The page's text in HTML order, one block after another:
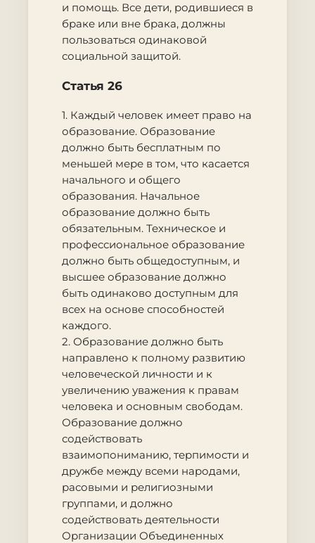
и помощь. Все дети, родившиеся в
браке или вне брака, должны
пользоваться одинаковой
социальной защитой.
Статья 26
1. Каждый человек имеет право на
образование. Образование
должно быть бесплатным по
меньшей мере в том, что касается
начального и общего
образования. Начальное
образование должно быть
обязательным. Техническое и
профессиональное образование
должно быть общедоступным, и
высшее образование должно
быть одинаково доступным для
всех на основе способностей
каждого.
2. Образование должно быть
направлено к полному развитию
человеческой личности и к
увеличению уважения к правам
человека и основным свободам.
Образование должно
содействовать
взаимопониманию, терпимости и
дружбе между всеми народами,
расовыми и религиозными
группами, и должно
содействовать деятельности
Организации Объединенных